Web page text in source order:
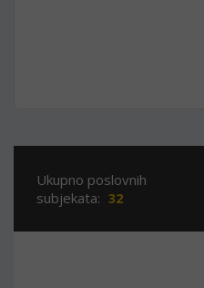
Ukupno poslovnih
subjekata: 32